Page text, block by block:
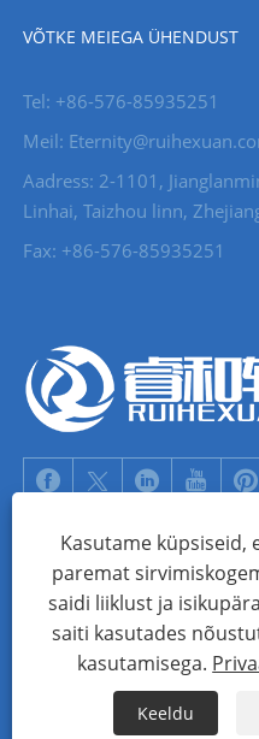
VÕTKE MEIEGA ÜHENDUST
Tel: +86-576-85935251
Meil:
Aadress: 2-1101,
Linhai, Taizhou linn,
Fax: +86-576-85935251
Autoriõigus © 2022 Zhejiang
metallist nuppude, tõmbluku
Sitemap RSS
Kasutame küpsiseid,
paremat
saidi liiklust ja
saiti kasutades
kasutamisega.
Keeldu